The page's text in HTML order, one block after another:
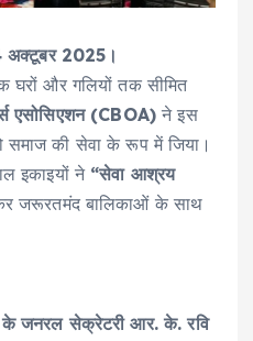
अक्टूबर 2025।
घरों और गलियों तक सीमित
एसोसिएशन (CBOA) ने इस
समाज की सेवा के रूप में जिया।
इकाइयों ने “सेवा आश्रय
जरूरतमंद बालिकाओं के साथ
के जनरल सेक्रेटरी आर. के. रवि